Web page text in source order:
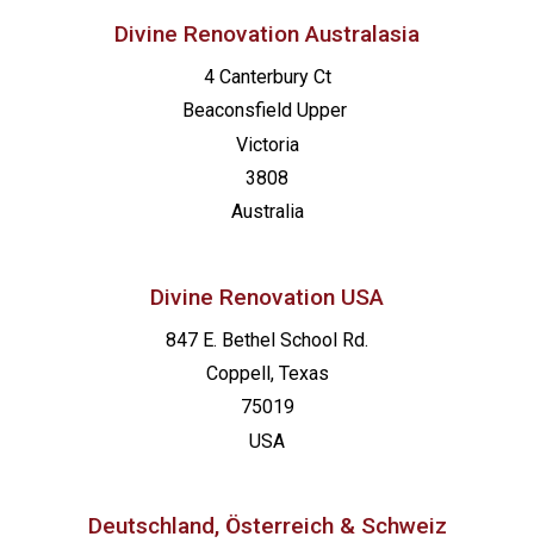
Divine Renovation Australasia
4 Canterbury Ct
Beaconsfield Upper
Victoria
3808
Australia
Divine Renovation USA
847 E. Bethel School Rd.
Coppell, Texas
75019
USA
Deutschland, Österreich & Schweiz